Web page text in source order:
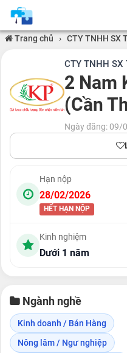
Trang chủ › CTY TNHH SX
CTY TNHH SX
2 Nam
(Cần
Ngày đăng: 09/
Hạn nộp
28/02/2026
HẾT HẠN NỘP
Kinh nghiệm
Dưới 1 năm
Ngành nghề
Kinh doanh / Bán Hàng
Nông lâm / Ngư nghiệp